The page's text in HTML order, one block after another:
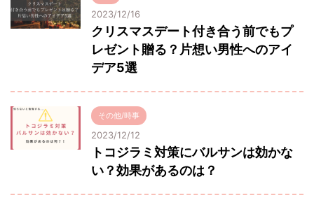
2023/12/16
クリスマスデート付き合う前でもプ
レゼント贈る？片想い男性へのアイ
デア5選
その他/時事
2023/12/12
トコジラミ対策にバルサンは効かな
い？効果があるのは？